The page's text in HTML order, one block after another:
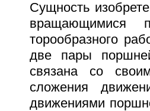
Сущность
вращающимися
торообразного
две пары
связана со
сложения
движениями